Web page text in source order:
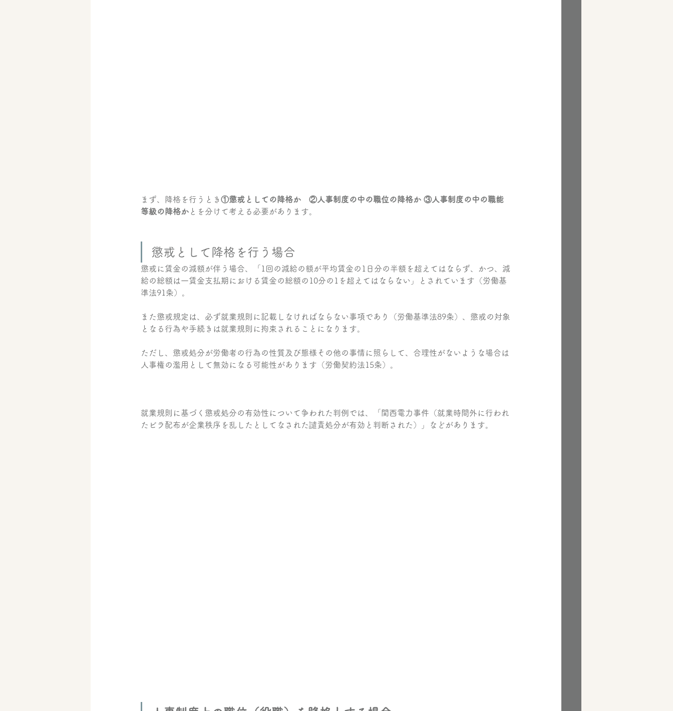
まず、降格を行うとき①懲戒としての降格か　②人事制度の中の職位の降格か ③人事制度の中の職能
等級の降格か とを分けて考える必要があります。
懲戒として降格を行う場合
懲戒に賃金の減額が伴う場合、「1回の減給の額が平均賃金の1日分の半額を超えてはならず、かつ、減
給の総額は一賃金支払期における賃金の総額の10分の1を超えてはならない」とされています（労働基
準法91条）。
また懲戒規定は、必ず就業規則に記載しなければならない事項であり（労働基準法89条）、懲戒の対象
となる行為や手続きは就業規則に拘束されることになります。
ただし、懲戒処分が労働者の行為の性質及び態様その他の事情に照らして、合理性がないような場合は
人事権の濫用として無効になる可能性があります（労働契約法15条）。
就業規則に基づく懲戒処分の有効性について争われた判例では、「関西電力事件（就業時間外に行われ
たビラ配布が企業秩序を乱したとしてなされた譴責処分が有効と判断された）」などがあります。